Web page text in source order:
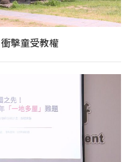
擊童受教權